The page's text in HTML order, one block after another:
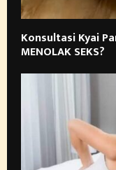
Konsultasi Kyai
MENOLAK SEKS?